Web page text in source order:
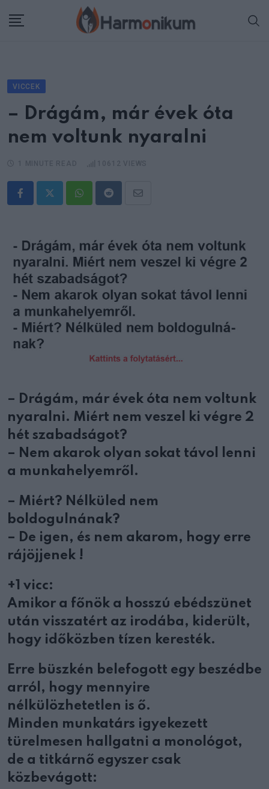
VICCEK
– Drágám, már évek óta
nem voltunk nyaralni
WhatsappRedditShare
– Drágám, már évek óta nem voltunk
nyaralni. Miért nem veszel ki végre 2
hét szabadságot?
– Nem akarok olyan sokat távol lenni
a munkahelyemről.
– Miért? Nélküled nem
boldogulnának?
– De igen, és nem akarom, hogy erre
rájöjjenek !
+1 vicc:
Amikor a főnök a hosszú ebédszünet
után visszatért az irodába, kiderült,
hogy időközben tízen keresték.
Erre büszkén belefogott egy beszédbe
arról, hogy mennyire
nélkülözhetetlen is ő.
Minden munkatárs igyekezett
türelmesen hallgatni a monológot,
de a titkárnő egyszer csak
közbevágott: